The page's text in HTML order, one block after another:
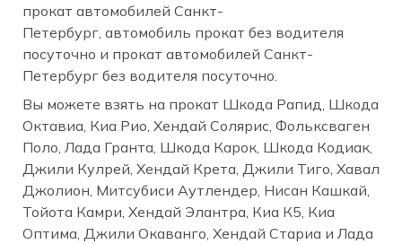
прокат автомобилей Санкт-
Петербург, автомобиль прокат без водителя
посуточно и прокат автомобилей Санкт-
Петербург без водителя посуточно.
Вы можете взять на прокат Шкода Рапид, Шкода
Октавиа, Киа Рио, Хендай Солярис, Фольксваген
Поло, Лада Гранта, Шкода Карок, Шкода Кодиак,
Джили Кулрей, Хендай Крета, Джили Тиго, Хавал
Джолион, Митсубиси Аутлендер, Нисан Кашкай,
Тойота Камри, Хендай Элантра, Киа К5, Киа
Оптима, Джили Окаванго, Хендай Стариа и Лада